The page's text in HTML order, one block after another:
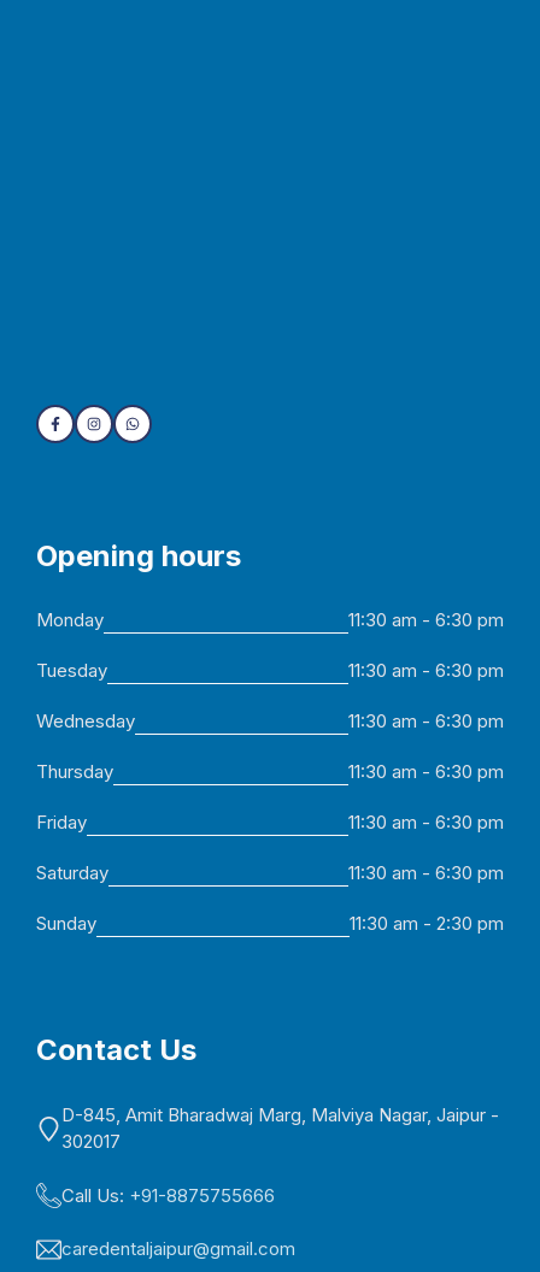
Opening hours
Monday 11:30 am - 6:30 pm
Tuesday 11:30 am - 6:30 pm
Wednesday 11:30 am - 6:30 pm
Thursday 11:30 am - 6:30 pm
Friday 11:30 am - 6:30 pm
Saturday 11:30 am - 6:30 pm
Sunday 11:30 am - 2:30 pm
Contact Us
D-845, Amit Bharadwaj Marg, Malviya Nagar, Jaipur -
302017
Call Us: +91-8875755666
caredentaljaipur@gmail.com